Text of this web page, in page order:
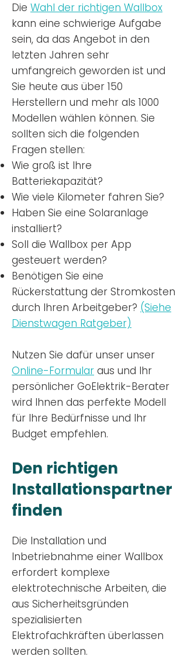
Die Wahl der richtigen Wallbox
kann eine schwierige Aufgabe
sein, da das Angebot in den
letzten Jahren sehr
umfangreich geworden ist und
Sie heute aus über 150
Herstellern und mehr als 1000
Modellen wählen können. Sie
sollten sich die folgenden
Fragen stellen:
Wie groß ist Ihre
Batteriekapazität?
Wie viele Kilometer fahren Sie?
Haben Sie eine Solaranlage
installiert?
Soll die Wallbox per App
gesteuert werden?
Benötigen Sie eine
Rückerstattung der Stromkosten
durch Ihren Arbeitgeber? (Siehe
Dienstwagen Ratgeber)
Nutzen Sie dafür unser unser
Online-Formular aus und Ihr
persönlicher GoElektrik-Berater
wird Ihnen das perfekte Modell
für Ihre Bedürfnisse und Ihr
Budget empfehlen.
Den richtigen
Installationspartner
finden
Die Installation und
Inbetriebnahme einer Wallbox
erfordert komplexe
elektrotechnische Arbeiten, die
aus Sicherheitsgründen
spezialisierten
Elektrofachkräften überlassen
werden sollten.